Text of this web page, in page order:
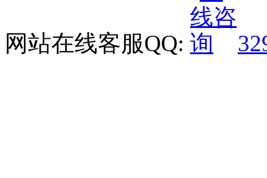
网站在线客服QQ: